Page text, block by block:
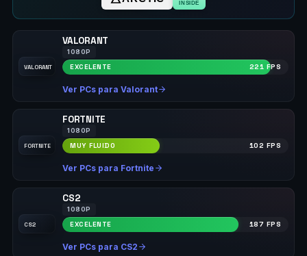
INSIDE
VALORANT
VALORANT
1080P
EXCELENTE 221 FPS
Ver PCs para Valorant
FORTNITE
FORTNITE
1080P
MUY FLUIDO 102 FPS
Ver PCs para Fortnite
CS2
CS2
1080P
EXCELENTE 187 FPS
Ver PCs para CS2